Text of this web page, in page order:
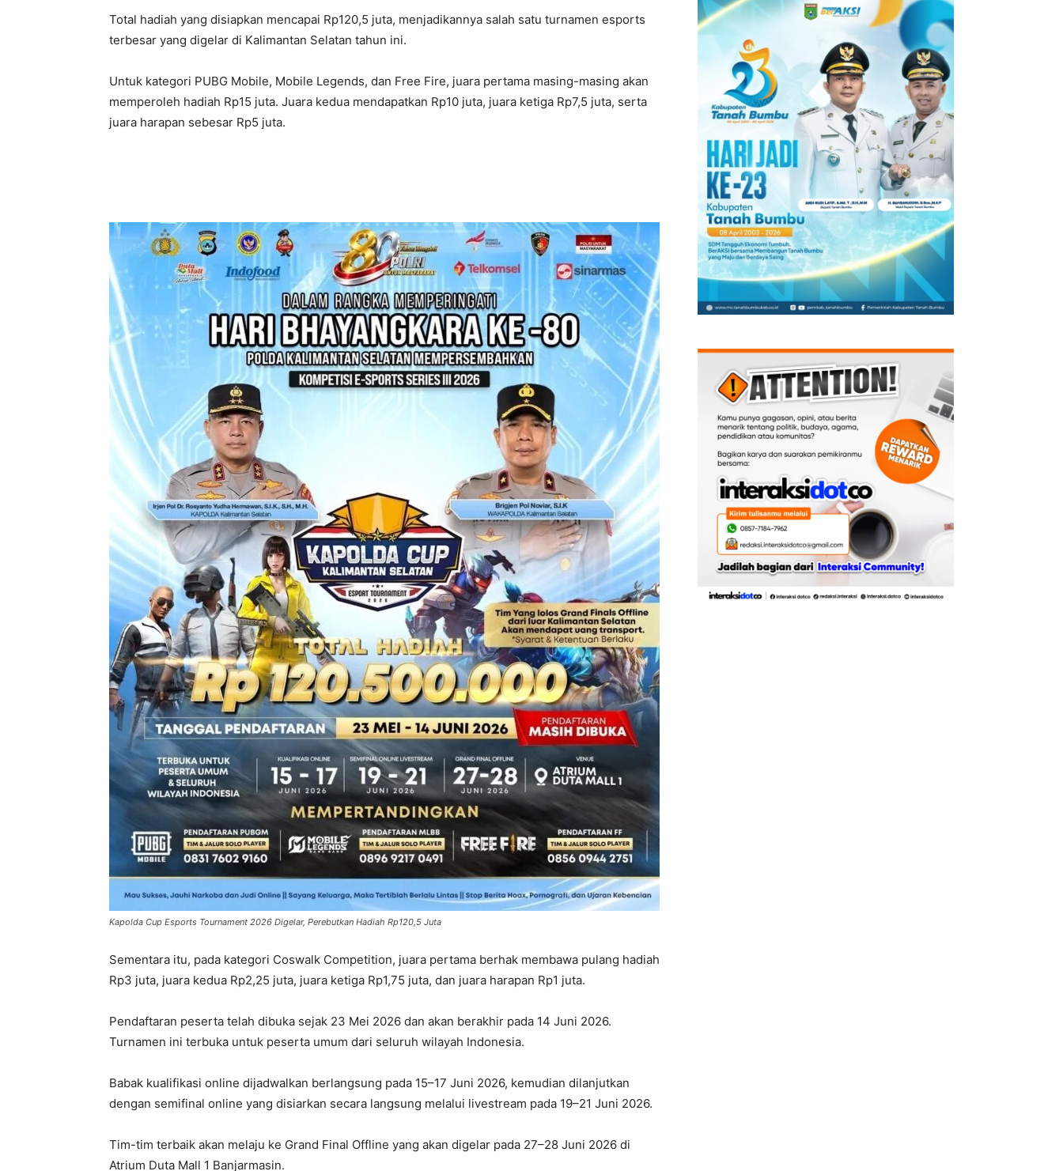
Total hadiah yang disiapkan mencapai Rp120,5 juta, menjadikannya salah satu turnamen esports
terbesar yang digelar di Kalimantan Selatan tahun ini.
Untuk kategori PUBG Mobile, Mobile Legends, dan Free Fire, juara pertama masing-masing akan
memperoleh hadiah Rp15 juta. Juara kedua mendapatkan Rp10 juta, juara ketiga Rp7,5 juta, serta
juara harapan sebesar Rp5 juta.
Kapolda Cup Esports Tournament 2026 Digelar, Perebutkan Hadiah Rp120,5 Juta
Sementara itu, pada kategori Coswalk Competition, juara pertama berhak membawa pulang hadiah
Rp3 juta, juara kedua Rp2,25 juta, juara ketiga Rp1,75 juta, dan juara harapan Rp1 juta.
Pendaftaran peserta telah dibuka sejak 23 Mei 2026 dan akan berakhir pada 14 Juni 2026.
Turnamen ini terbuka untuk peserta umum dari seluruh wilayah Indonesia.
Babak kualifikasi online dijadwalkan berlangsung pada 15–17 Juni 2026, kemudian dilanjutkan
dengan semifinal online yang disiarkan secara langsung melalui livestream pada 19–21 Juni 2026.
Tim-tim terbaik akan melaju ke Grand Final Offline yang akan digelar pada 27–28 Juni 2026 di
Atrium Duta Mall 1 Banjarmasin.